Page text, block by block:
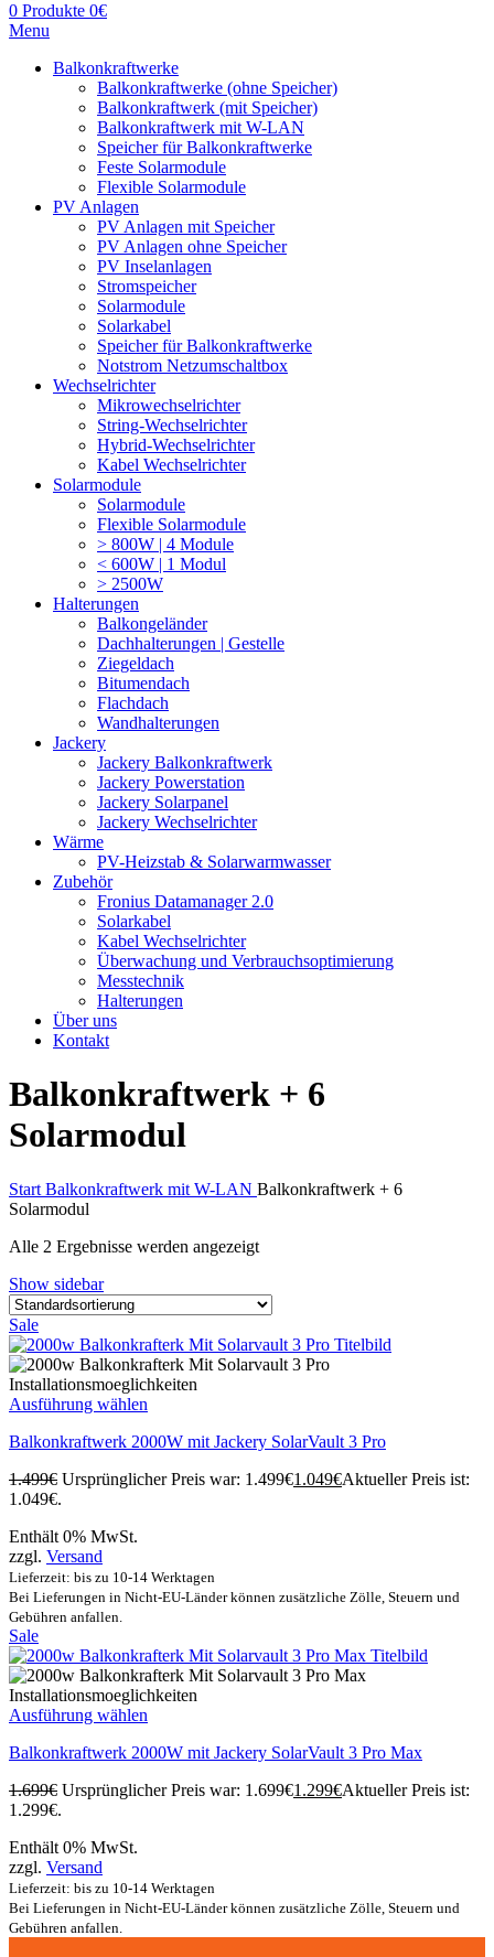
0 Produkte 0€
Menu
Balkonkraftwerke
Balkonkraftwerke (ohne Speicher)
Balkonkraftwerk (mit Speicher)
Balkonkraftwerk mit W-LAN
Speicher für Balkonkraftwerke
Feste Solarmodule
Flexible Solarmodule
PV Anlagen
PV Anlagen mit Speicher
PV Anlagen ohne Speicher
PV Inselanlagen
Stromspeicher
Solarmodule
Solarkabel
Speicher für Balkonkraftwerke
Notstrom Netzumschaltbox
Wechselrichter
Mikrowechselrichter
String-Wechselrichter
Hybrid-Wechselrichter
Kabel Wechselrichter
Solarmodule
Solarmodule
Flexible Solarmodule
> 800W | 4 Module
< 600W | 1 Modul
> 2500W
Halterungen
Balkongeländer
Dachhalterungen | Gestelle
Ziegeldach
Bitumendach
Flachdach
Wandhalterungen
Jackery
Jackery Balkonkraftwerk
Jackery Powerstation
Jackery Solarpanel
Jackery Wechselrichter
Wärme
PV-Heizstab & Solarwarmwasser
Zubehör
Fronius Datamanager 2.0
Solarkabel
Kabel Wechselrichter
Überwachung und Verbrauchsoptimierung
Messtechnik
Halterungen
Über uns
Kontakt
Balkonkraftwerk + 6
Solarmodul
Start Balkonkraftwerk mit W-LAN Balkonkraftwerk + 6
Solarmodul
Alle 2 Ergebnisse werden angezeigt
Show sidebar
Sale
Ausführung wählen
Balkonkraftwerk 2000W mit Jackery SolarVault 3 Pro
1.499€ Ursprünglicher Preis war: 1.499€1.049€Aktueller Preis ist:
1.049€.
Enthält 0% MwSt.
zzgl. Versand
Lieferzeit: bis zu 10-14 Werktagen
Bei Lieferungen in Nicht-EU-Länder können zusätzliche Zölle, Steuern und
Gebühren anfallen.
Sale
Ausführung wählen
Balkonkraftwerk 2000W mit Jackery SolarVault 3 Pro Max
1.699€ Ursprünglicher Preis war: 1.699€1.299€Aktueller Preis ist:
1.299€.
Enthält 0% MwSt.
zzgl. Versand
Lieferzeit: bis zu 10-14 Werktagen
Bei Lieferungen in Nicht-EU-Länder können zusätzliche Zölle, Steuern und
Gebühren anfallen.